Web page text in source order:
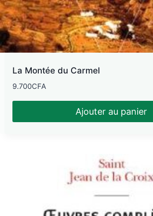
La Montée du Carmel
9.700CFA
Ajouter au panier